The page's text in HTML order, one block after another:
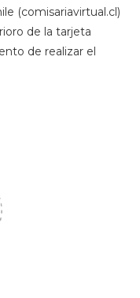
(comisariavirtual.cl)
de la tarjeta
de realizar el